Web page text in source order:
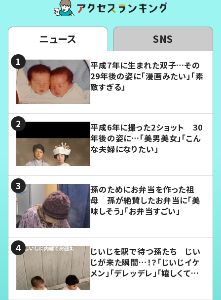
ニュース SNS
平成7年に生まれた双子…その
29年後の姿に「漫画みたい」「素
敵すぎる」
平成6年に撮った2ショット 30
年後の姿に…「美男美女」「こん
な夫婦になりたい」
孫のためにお弁当を作った祖
母 孫が絶賛したお弁当に「美
味しそう」「お弁当すごい」
じいじを駅で待つ孫たち じい
じが来た瞬間…！？「じいじイケ
メン」「デレッデレ」「嬉しくて可